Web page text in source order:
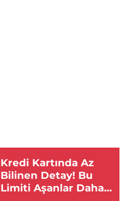
Kredi Kartında Az
Bilinen Detay! Bu
Limiti Aşanlar Daha